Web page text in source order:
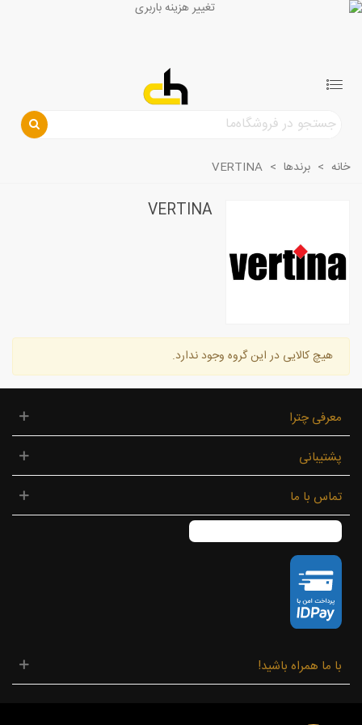
خانه > برندها >
VERTINA
VERTINA
هیچ کالایی در این گروه وجود ندارد.
معرفی چترا
پشتیبانی
تماس با ما
با ما همراه باشید!